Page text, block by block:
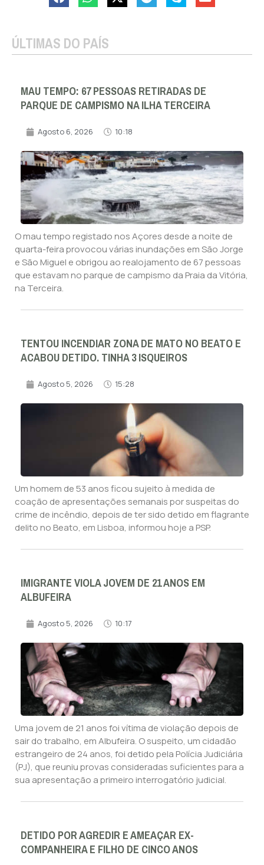
ÚLTIMAS DO PAÍS
MAU TEMPO: 67 PESSOAS RETIRADAS DE
PARQUE DE CAMPISMO NA ILHA TERCEIRA
Agosto 6, 2026 10:18
O mau tempo registado nos Açores desde a noite de
quarta-feira provocou várias inundações em São Jorge
e São Miguel e obrigou ao realojamento de 67 pessoas
que estavam no parque de campismo da Praia da Vitória,
na Terceira.
TENTOU INCENDIAR ZONA DE MATO NO BEATO E
ACABOU DETIDO. TINHA 3 ISQUEIROS
Agosto 5, 2026 15:28
Um homem de 53 anos ficou sujeito à medida de
coação de apresentações semanais por suspeitas do
crime de incêndio, depois de ter sido detido em flagrante
delito no Beato, em Lisboa, informou hoje a PSP.
IMIGRANTE VIOLA JOVEM DE 21 ANOS EM
ALBUFEIRA
Agosto 5, 2026 10:17
Uma jovem de 21 anos foi vítima de violação depois de
sair do trabalho, em Albufeira. O suspeito, um cidadão
estrangeiro de 24 anos, foi detido pela Polícia Judiciária
(PJ), que reuniu provas consideradas suficientes para a
sua apresentação a primeiro interrogatório judicial.
DETIDO POR AGREDIR E AMEAÇAR EX-
COMPANHEIRA E FILHO DE CINCO ANOS